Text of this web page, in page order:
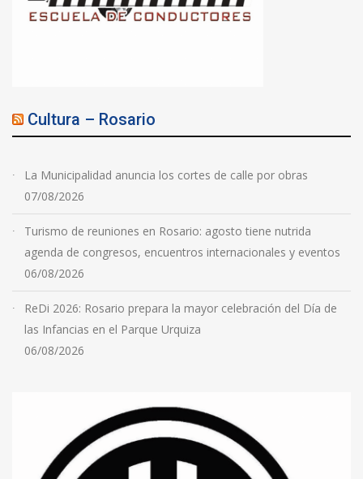
Cultura – Rosario
La Municipalidad anuncia los cortes de calle por obras
07/08/2026
Turismo de reuniones en Rosario: agosto tiene nutrida
agenda de congresos, encuentros internacionales y eventos
06/08/2026
ReDi 2026: Rosario prepara la mayor celebración del Día de
las Infancias en el Parque Urquiza
06/08/2026